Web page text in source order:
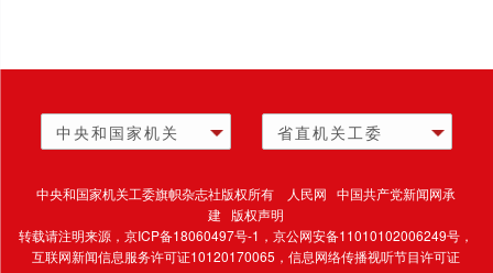
中央和国家机关 省直机关工委
中央和国家机关工委旗帜杂志社版权所有 人民网 中国共产党新闻网承
建 版权声明
转载请注明来源，京ICP备18060497号-1 ，京公网安备11010102006249号，
互联网新闻信息服务许可证10120170065，信息网络传播视听节目许可证